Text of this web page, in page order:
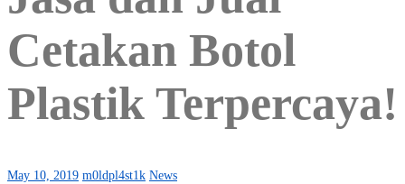
Cetakan Botol
Plastik Terpercaya!
May 10, 2019 m0ldpl4st1k News